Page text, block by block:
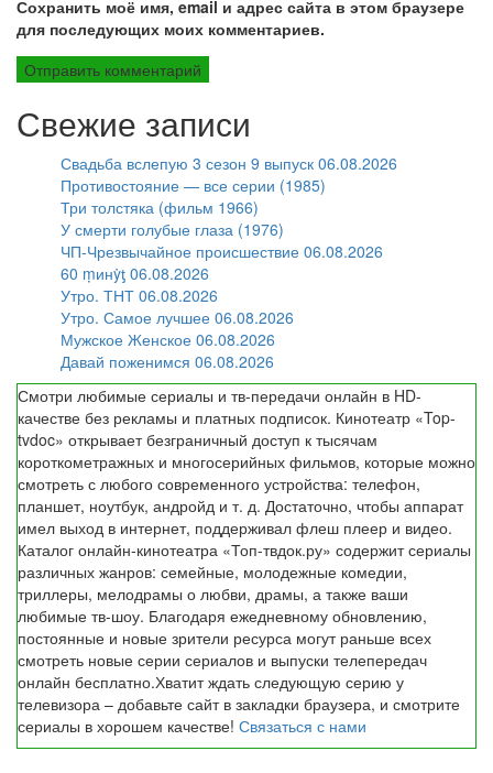
Сохранить моё имя, email и адрес сайта в этом браузере
для последующих моих комментариев.
Свежие записи
Свадьба вслепую 3 сезон 9 выпуск 06.08.2026
Противостояние — все серии (1985)
Три толстяка (фильм 1966)
У смерти голубые глаза (1976)
ЧП-Чрезвычайное происшествие 06.08.2026
60 ṃинẏƫ 06.08.2026
Утро. ТНТ 06.08.2026
Утро. Самое лучшее 06.08.2026
Мужское Женское 06.08.2026
Давай поженимся 06.08.2026
Смотри любимые сериалы и тв-передачи онлайн в HD-
качестве без рекламы и платных подписок. Кинотеатр «Top-
tvdoc» открывает безграничный доступ к тысячам
короткометражных и многосерийных фильмов, которые можно
смотреть с любого современного устройства: телефон,
планшет, ноутбук, андройд и т. д. Достаточно, чтобы аппарат
имел выход в интернет, поддерживал флеш плеер и видео.
Каталог онлайн-кинотеатра «Топ-твдок.ру» содержит сериалы
различных жанров: семейные, молодежные комедии,
триллеры, мелодрамы о любви, драмы, а также ваши
любимые тв-шоу. Благодаря ежедневному обновлению,
постоянные и новые зрители ресурса могут раньше всех
смотреть новые серии сериалов и выпуски телепередач
онлайн бесплатно.Хватит ждать следующую серию у
телевизора – добавьте сайт в закладки браузера, и смотрите
сериалы в хорошем качестве! Связаться с нами